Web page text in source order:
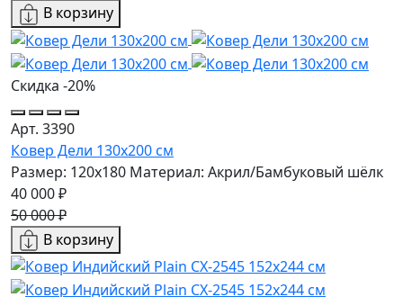
В корзину
Скидка -20%
Арт. 3390
Ковер Дели 130х200 см
Размер: 120x180 Материал: Акрил/Бамбуковый шёлк
40 000 ₽
50 000 ₽
В корзину